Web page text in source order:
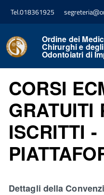
Tel.018361925
Ordine dei
Chirurghi e degli
Odontoiatri di
CORSI
GRATUITI
ISCRITTI -
Dettagli della